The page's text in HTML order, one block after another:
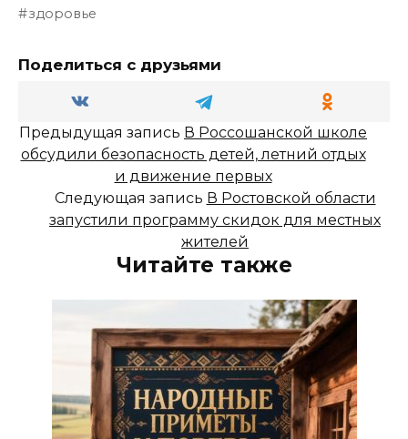
здоровье
Поделиться с друзьями
Предыдущая запись В Россошанской школе
обсудили безопасность детей, летний отдых
и движение первых
Следующая запись В Ростовской области
запустили программу скидок для местных
жителей
Читайте также